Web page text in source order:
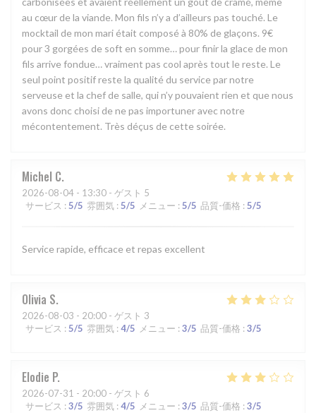
au cœur de la viande. Mon fils n’y a d’ailleurs pas touché. Le
mocktail de mon mari était composé à 80% de glaçons. 9€
pour 3 gorgées de soft en somme… pour finir la glace de mon
fils arrive fondue… vraiment pas cool après tout le reste. Le
seul point positif reste la qualité du service par notre
serveuse et la chef de salle, qui n’y pouvaient rien et que nous
avons donc choisi de ne pas importuner avec notre
mécontentement. Très déçus de cette soirée.
Michel C
2026-08-04 - 13:30 - ゲスト 5
サービス : 5/5 雰囲気 : 5/5 メニュー : 5/5 品質-価格 : 5/5
Service rapide, efficace et repas excellent
Olivia S
2026-08-03 - 20:00 - ゲスト 3
サービス : 5/5 雰囲気 : 4/5 メニュー : 3/5 品質-価格 : 3/5
Elodie P
2026-07-31 - 20:00 - ゲスト 6
サービス : 3/5 雰囲気 : 4/5 メニュー : 3/5 品質-価格 : 3/5